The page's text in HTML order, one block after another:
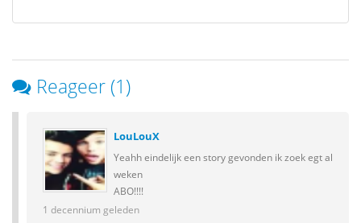
Reageer (1)
LouLouX
Yeahh eindelijk een story gevonden ik zoek egt al
weken
ABO!!!!
1 decennium geleden